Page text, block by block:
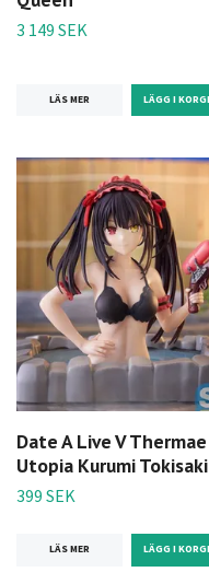
3 149 SEK
LÄS MER
Date A Live V Thermae
Utopia Kurumi Tokisaki
399 SEK
LÄS MER